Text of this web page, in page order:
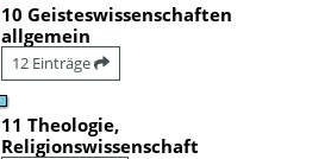
10 Geisteswissenschaften
allgemein
12 Einträge
11 Theologie,
Religionswissenschaft